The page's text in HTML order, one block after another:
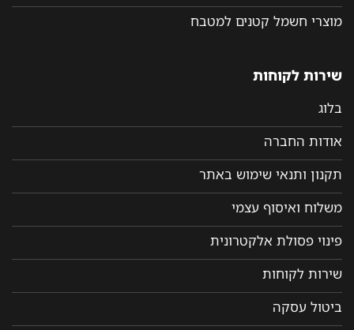
מוצרי חשמל קטנים למטבח
שירות לקוחות
בלוג
אודות החברה
תקנון ותנאי שימוש באתר
משלוח ואיסוף עצמי
פינוי פסולת אלקטרונית
שירות לקוחות
ביטול עסקה